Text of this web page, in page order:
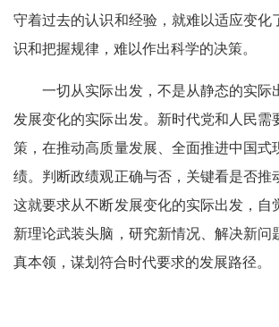
守着过去的认识和经验，就难以适应变化
识和把握规律，难以作出科学的决策。
一切从实际出发，不是从静态的实际
发展变化的实际出发。新时代党和人民需
策，在推动高质量发展、全面推进中国式
绩。判断政绩观正确与否，关键看是否推
这就要求从不断发展变化的实际出发，自
新理论武装头脑，研究新情况、解决新问
真本领，谋划符合时代要求的发展路径。